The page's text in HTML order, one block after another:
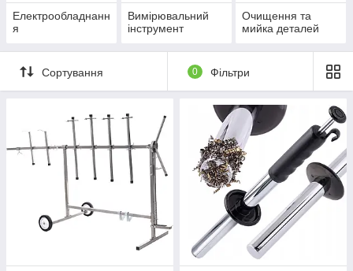
Електрообладнанн
я
Вимірювальний
інструмент
Очищення та
мийка деталей
Сортування 0 Фільтри